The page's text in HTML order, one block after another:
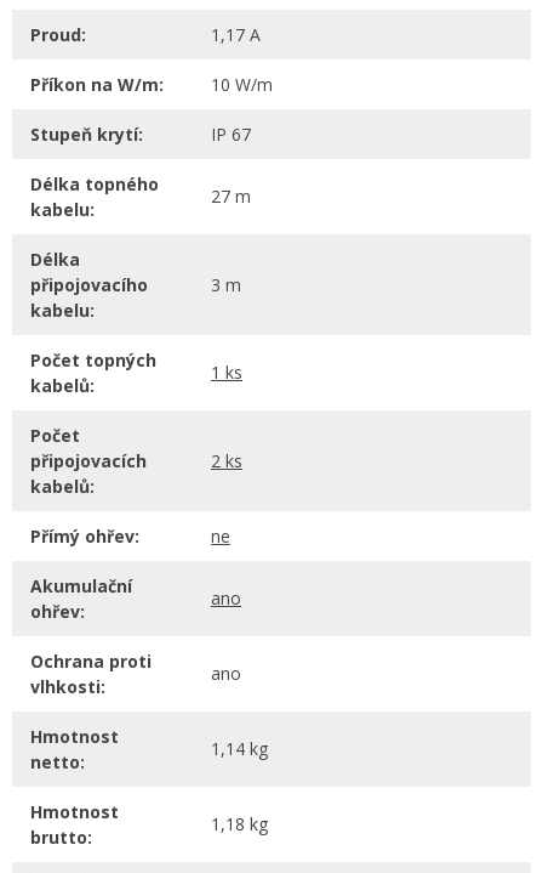
Proud: 1,17 A
Příkon na W/m: 10 W/m
Stupeň krytí: IP 67
Délka topného
kabelu:
27 m
Délka
připojovacího
kabelu:
3 m
Počet topných
kabelů:
1 ks
Počet
připojovacích
kabelů:
2 ks
Přímý ohřev: ne
Akumulační
ohřev:
ano
Ochrana proti
vlhkosti:
ano
Hmotnost
netto:
1,14 kg
Hmotnost
brutto:
1,18 kg